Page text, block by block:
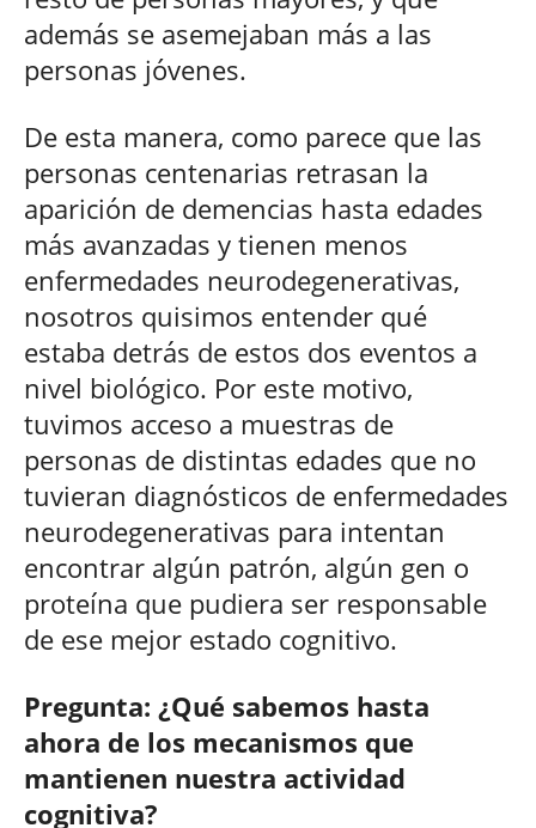
además se asemejaban más a las
personas jóvenes.
De esta manera, como parece que las
personas centenarias retrasan la
aparición de demencias hasta edades
más avanzadas y tienen menos
enfermedades neurodegenerativas,
nosotros quisimos entender qué
estaba detrás de estos dos eventos a
nivel biológico. Por este motivo,
tuvimos acceso a muestras de
personas de distintas edades que no
tuvieran diagnósticos de enfermedades
neurodegenerativas para intentan
encontrar algún patrón, algún gen o
proteína que pudiera ser responsable
de ese mejor estado cognitivo.
Pregunta: ¿Qué sabemos hasta
ahora de los mecanismos que
mantienen nuestra actividad
cognitiva?